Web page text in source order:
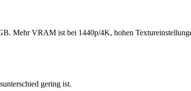
Mehr VRAM ist bei 1440p/4K, hohen
gering ist.